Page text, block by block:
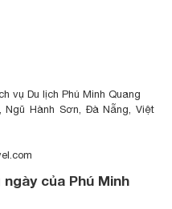
vụ Du lịch Phú Minh Quang
Ngũ Hành Sơn, Đà Nẵng, Việt
của Phú Minh